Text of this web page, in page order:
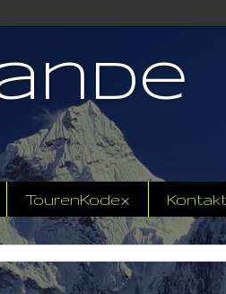
TourenKodex Kontakt